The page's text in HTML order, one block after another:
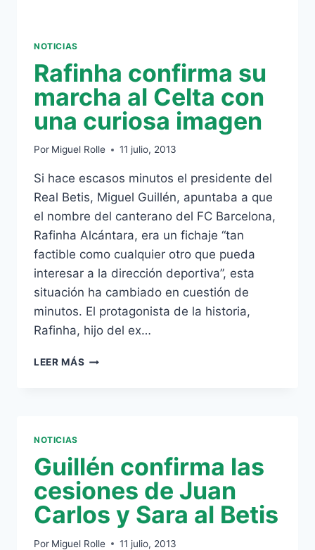
NOTICIAS
Rafinha confirma su
marcha al Celta con
una curiosa imagen
Por Miguel Rolle 11 julio, 2013
Si hace escasos minutos el presidente del
Real Betis, Miguel Guillén, apuntaba a que
el nombre del canterano del FC Barcelona,
Rafinha Alcántara, era un fichaje “tan
factible como cualquier otro que pueda
interesar a la dirección deportiva”, esta
situación ha cambiado en cuestión de
minutos. El protagonista de la historia,
Rafinha, hijo del ex…
LEER MÁS RAFINHA
UNA
CURIOSA
IMAGEN
NOTICIAS
Guillén confirma las
cesiones de Juan
Carlos y Sara al Betis
Por Miguel Rolle 11 julio, 2013